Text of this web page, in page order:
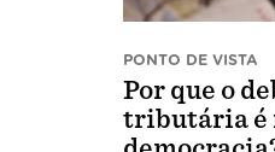
PONTO DE VISTA
Por que o
tributária é